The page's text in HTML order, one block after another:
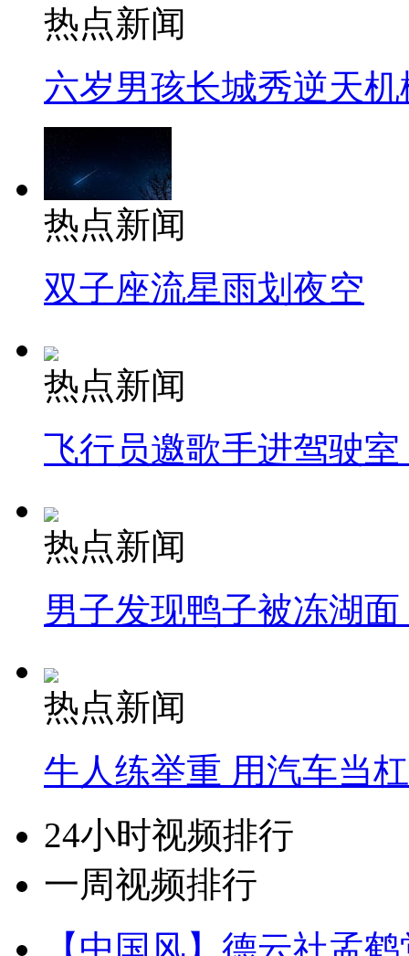
热点新闻
六岁男孩长城秀逆天机
热点新闻
双子座流星雨划夜空
热点新闻
飞行员邀歌手进驾驶
热点新闻
男子发现鸭子被冻湖
热点新闻
牛人练举重 用汽车当
24小时视频排行
一周视频排行
【中国风】德云社孟